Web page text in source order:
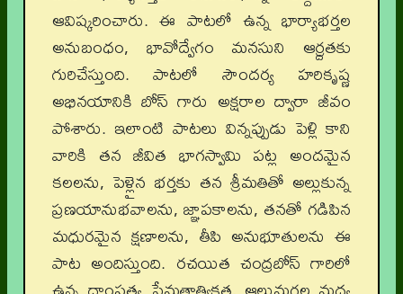
ఆవిష్కరించారు. ఈ పాటలో ఉన్న భార్యాభర్తల
అనుబంధం, భావోద్వేగం మనసుని ఆర్ద్రతకు
గురిచేస్తుంది. పాటలో సౌందర్య హరికృష్ణ
అభినయానికి బోస్ గారు అక్షరాల ద్వారా జీవం
పోశారు. ఇలాంటి పాటలు విన్నప్పుడు పెళ్లి కాని
వారికి తన జీవిత భాగస్వామి పట్ల అందమైన
కలలను, పెళ్లైన భర్తకు తన శ్రీమతితో అల్లుకున్న
ప్రణయానుభవాలను, జ్ఞాపకాలను, తనతో గడిపిన
మధురమైన క్షణాలను, తీపి అనుభూతులను ఈ
పాట అందిస్తుంది. రచయిత చంద్రబోస్ గారిలో